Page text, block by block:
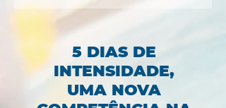
5 DIAS DE
INTENSIDADE,
UMA NOVA